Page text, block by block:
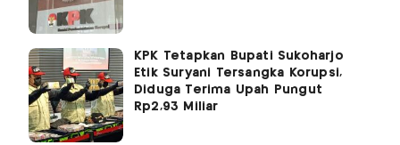
KPK Tetapkan Bupati Sukoharjo
Etik Suryani Tersangka Korupsi,
Diduga Terima Upah Pungut
Rp2,93 Miliar